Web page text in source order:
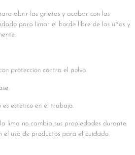
abrir las grietas y acabar con las
para limar el borde libre de las uñas y
protección contra el polvo.
es estético en el trabajo.
lima no cambia sus propiedades durante
el uso de productos para el cuidado.